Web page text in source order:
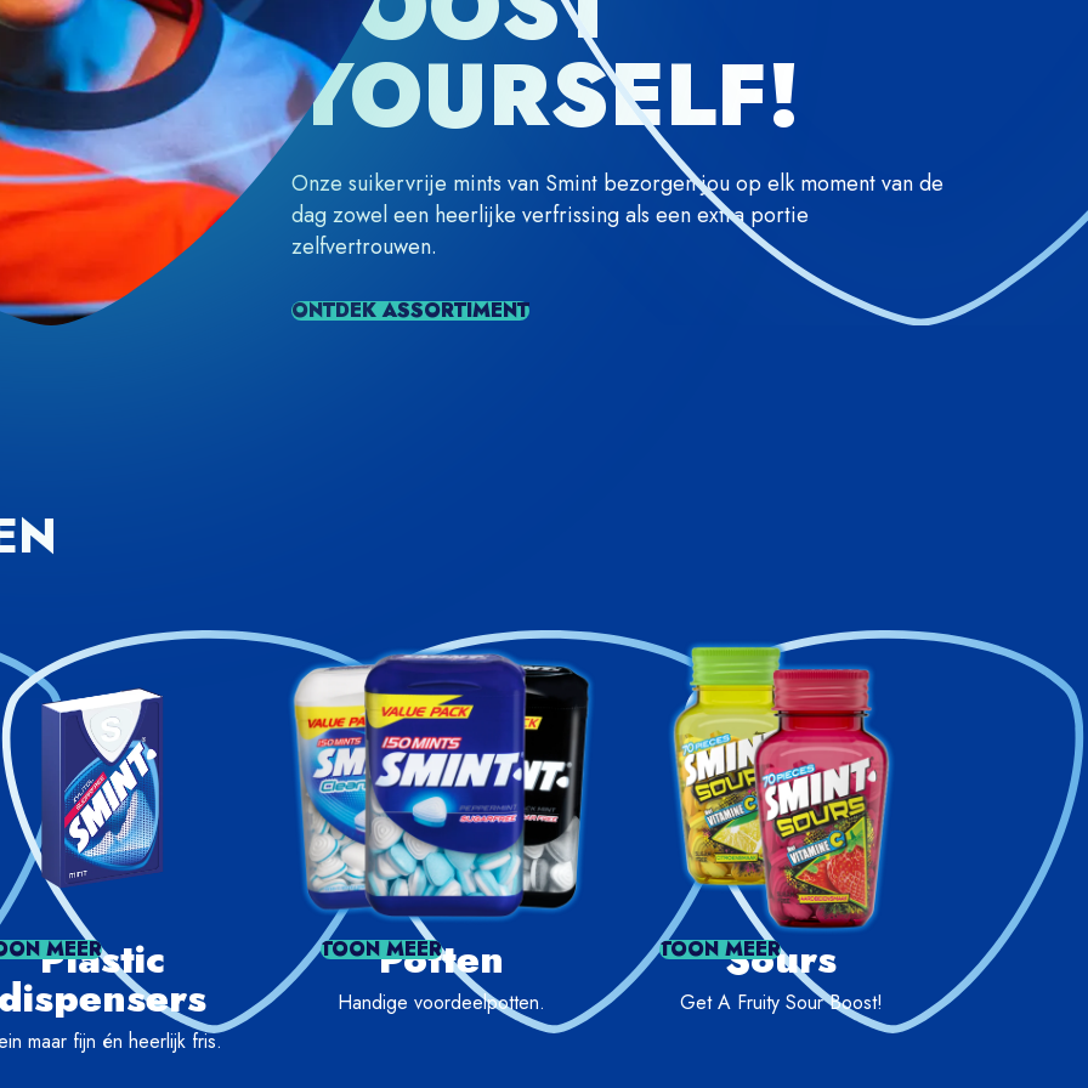
YOURSELF!
Onze suikervrije mints van Smint bezorgen jou op elk moment van de
dag zowel een heerlijke verfrissing als een extra portie
zelfvertrouwen.
ONTDEK ASSORTIMENT
Plastic
maar fijn én heerlijk fris.
MEER Potten
Handige voordeelpotten.
TOON MEER Sours
Get A Fruity Sour Boost!
TOON MEER